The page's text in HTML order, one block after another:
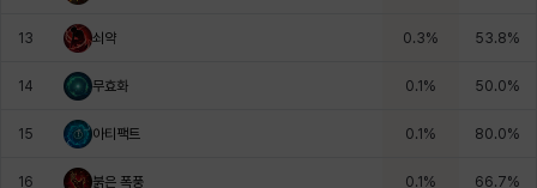
13 쇠약 0.3% 53.8%
14 무효화 0.1% 50.0%
15 아티팩트 0.1% 80.0%
16 붉은 폭풍 0.1% 66.7%